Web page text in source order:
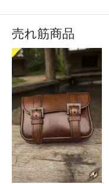
売れ筋商品